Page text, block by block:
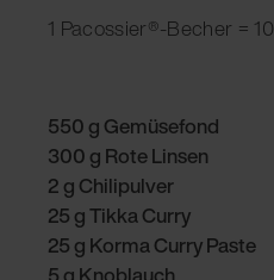
1 Pacossier®-Becher =
550 g Gemüsefond
300 g Rote Linsen
2 g Chilipulver
25 g Tikka Curry
25 g Korma Curry Paste